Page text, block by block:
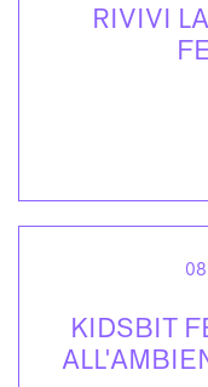
RIVIVI
KIDSBIT